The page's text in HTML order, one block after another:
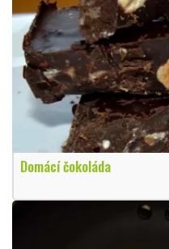
Domácí čokoláda